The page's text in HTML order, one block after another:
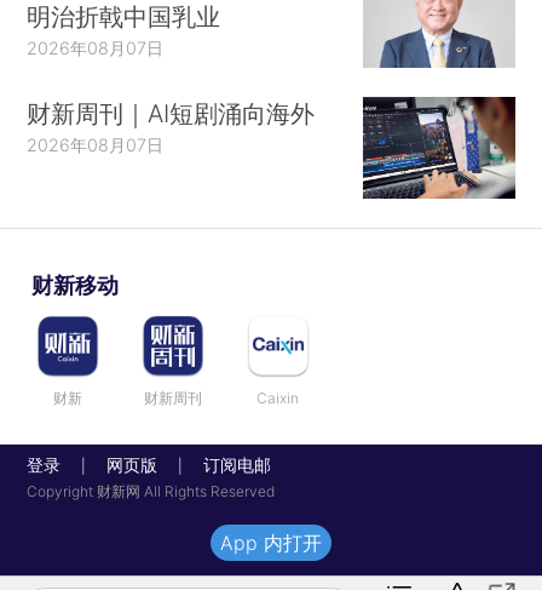
明治折戟中国乳业
2026年08月07日
财新周刊｜AI短剧涌向海外
2026年08月07日
财新移动
财新 财新周刊 Caixin
登录 网页版 订阅电邮
Copyright 财新网 All Rights Reserved
App 内打开